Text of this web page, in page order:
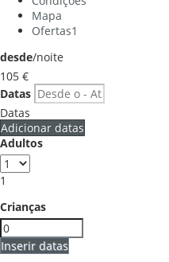
Mapa
Ofertas1
desde/noite
105 €
Datas
Datas
Adicionar datas
Adultos
1
Crianças
Inserir datas